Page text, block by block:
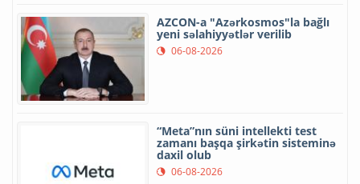
AZCON-a "Azərkosmos"la bağlı
yeni səlahiyyətlər verilib
06-08-2026
“Meta”nın süni intellekti test
zamanı başqa şirkətin sisteminə
daxil olub
06-08-2026